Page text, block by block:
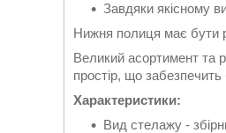
Завдяки якісному
Нижня полиця має бути
Великий асортимент та
простір, що забезпечить
Характеристики:
Вид стелажу -